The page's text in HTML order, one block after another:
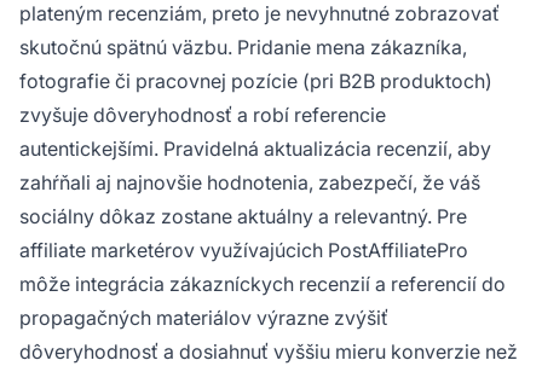
plateným recenziám, preto je nevyhnutné zobrazovať
skutočnú spätnú väzbu. Pridanie mena zákazníka,
fotografie či pracovnej pozície (pri B2B produktoch)
zvyšuje dôveryhodnosť a robí referencie
autentickejšími. Pravidelná aktualizácia recenzií, aby
zahŕňali aj najnovšie hodnotenia, zabezpečí, že váš
sociálny dôkaz zostane aktuálny a relevantný. Pre
affiliate marketérov využívajúcich PostAffiliatePro
môže integrácia zákazníckych recenzií a referencií do
propagačných materiálov výrazne zvýšiť
dôveryhodnosť a dosiahnuť vyššiu mieru konverzie než